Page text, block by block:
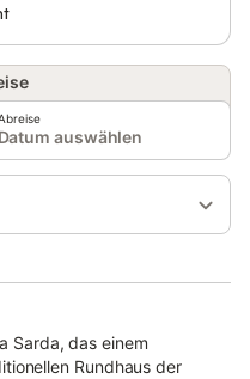
Datum auswählen
Sarda, das einem
Rundhaus der